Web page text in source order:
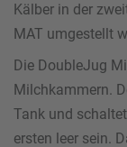
Kälber in der
MAT umgestellt
Die DoubleJug
Milchkammern.
Tank und
ersten leer sein.